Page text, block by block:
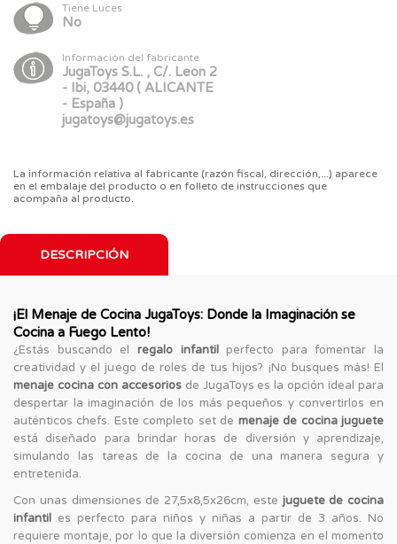
Tiene Luces
No
Información del fabricante
JugaToys S.L. , C/. Leon 2
- Ibi, 03440 ( ALICANTE
- España )
jugatoys@jugatoys.es
La información relativa al fabricante (razón fiscal, dirección,...) aparece
en el embalaje del producto o en folleto de instrucciones que
acompaña al producto.
DESCRIPCIÓN
¡El Menaje de Cocina JugaToys: Donde la Imaginación se
Cocina a Fuego Lento!
¿Estás buscando el regalo infantilperfecto para fomentar la
creatividad y el juego de roles de tus hijos? ¡No busques más! El
menaje cocina con accesoriosde JugaToys es la opción ideal para
despertar la imaginación de los más pequeños y convertirlos en
auténticos chefs. Este completo set de menaje de cocina juguete
está diseñado para brindar horas de diversión y aprendizaje,
simulando las tareas de la cocina de una manera segura y
entretenida.
Con unas dimensiones de 27,5x8,5x26cm, este juguete de cocina
infantil es perfecto para niños y niñas a partir de 3 años. No
requiere montaje, por lo que la diversión comienza en el momento